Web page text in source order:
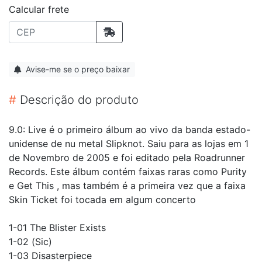
Calcular frete
Avise-me se o preço baixar
# Descrição do produto
9.0: Live é o primeiro álbum ao vivo da banda estado-
unidense de nu metal Slipknot. Saiu para as lojas em 1
de Novembro de 2005 e foi editado pela Roadrunner
Records. Este álbum contém faixas raras como Purity
e Get This , mas também é a primeira vez que a faixa
Skin Ticket foi tocada em algum concerto
1-01 The Blister Exists
1-02 (Sic)
1-03 Disasterpiece